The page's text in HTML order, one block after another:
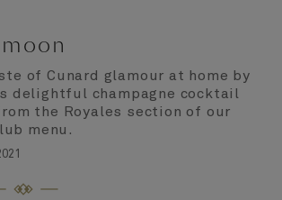
of Cunard glamour at home by
delightful champagne cocktail
the Royales section of our
menu.